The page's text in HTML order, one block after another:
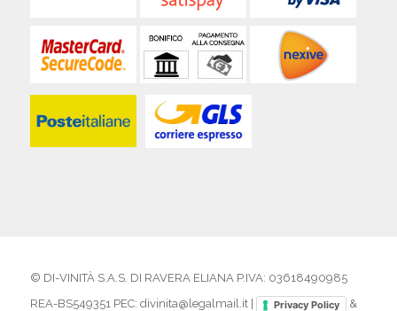
© DI-VINITÀ S.A.S. DI RAVERA ELIANA P.IVA: 03618490985
REA-BS549351 PEC: divinita@legalmail.it |
Privacy Policy &